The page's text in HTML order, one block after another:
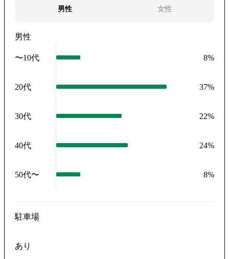
男性 女性
男性
〜10代 8%
20代 37%
30代 22%
40代 24%
50代〜 8%
駐車場
あり